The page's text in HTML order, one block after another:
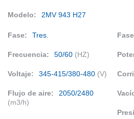
Modelo: 2MV 943 H27
Fase: Tres.
Frecuencia: 50/60 (HZ)
Voltaje: 345-415/380-480 (V)
Flujo de aire:
2050/2480
(m3/h)